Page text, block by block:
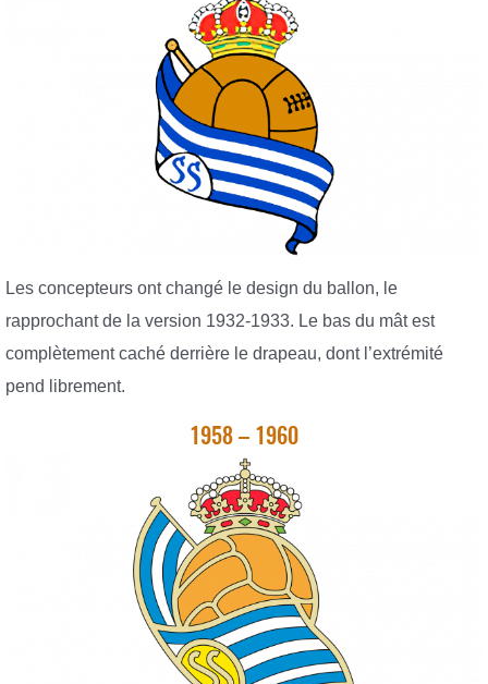
Les concepteurs ont changé le design du ballon, le
rapprochant de la version 1932-1933. Le bas du mât est
complètement caché derrière le drapeau, dont l’extrémité
pend librement.
1958 – 1960